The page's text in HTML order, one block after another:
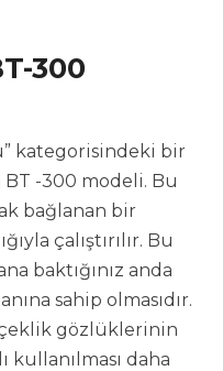
300
kategorisindeki bir
-300 modeli. Bu
bağlanan bir
çalıştırılır. Bu
baktığınız anda
sahip olmasıdır.
gözlüklerinin
daha